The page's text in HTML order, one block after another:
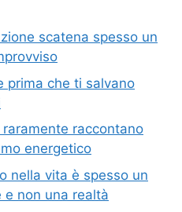
scatena spesso un
prima che ti salvano
raccontano
energetico
nella vita è spesso un
e non una realtà